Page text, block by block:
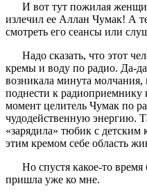
И вот тут пожилая
излечил ее Аллан Чумак! А
смотреть его сеансы или
Надо сказать, что этот
кремы и воду по радио. Да-
возникала минута
поднести к радиоприемнику
момент целитель Чумак по
чудодейственную энергию.
«зарядила» тюбик с
этим кремом себе область
Но спустя какое-то время
пришла уже ко мне.